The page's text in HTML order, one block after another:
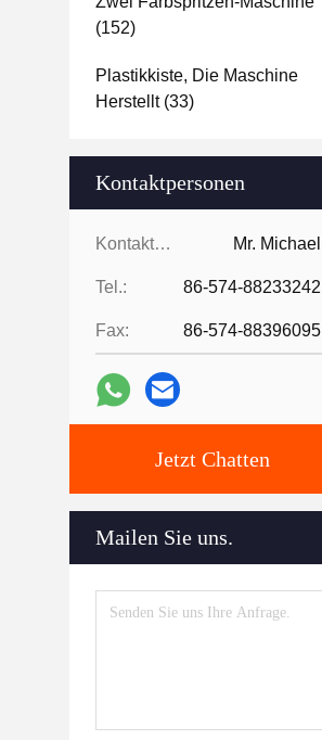
(152)
Plastikkiste, Die Maschine
Herstellt(33)
Kontaktpersonen
Kontaktpersonen: Mr. Michael
Tel.: 86-574-88233242
Fax: 86-574-88396095
Jetzt Chatten
Mailen Sie uns.